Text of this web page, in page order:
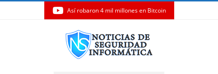
Así robaron 4 mil millones en Bitcoin